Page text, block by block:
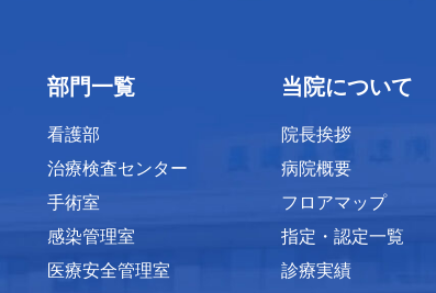
部門一覧
看護部
治療検査センター
手術室
感染管理室
医療安全管理室
当院について
院長挨拶
病院概要
フロアマップ
指定・認定一覧
診療実績